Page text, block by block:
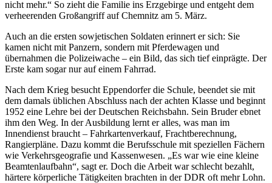
nicht mehr.“ So zieht die Familie ins Erzgebirge und entgeht dem
verheerenden Großangriff auf Chemnitz am 5. März.
Auch an die ersten sowjetischen Soldaten erinnert er sich: Sie
kamen nicht mit Panzern, sondern mit Pferdewagen und
übernahmen die Polizeiwache – ein Bild, das sich tief einprägte. Der
Erste kam sogar nur auf einem Fahrrad.
Nach dem Krieg besucht Eppendorfer die Schule, beendet sie mit
dem damals üblichen Abschluss nach der achten Klasse und beginnt
1952 eine Lehre bei der Deutschen Reichsbahn. Sein Bruder ebnet
ihm den Weg. In der Ausbildung lernt er alles, was man im
Innendienst braucht – Fahrkartenverkauf, Frachtberechnung,
Rangierpläne. Dazu kommt die Berufsschule mit speziellen Fächern
wie Verkehrsgeografie und Kassenwesen. „Es war wie eine kleine
Beamtenlaufbahn“, sagt er. Doch die Arbeit war schlecht bezahlt,
härtere körperliche Tätigkeiten brachten in der DDR oft mehr Lohn.